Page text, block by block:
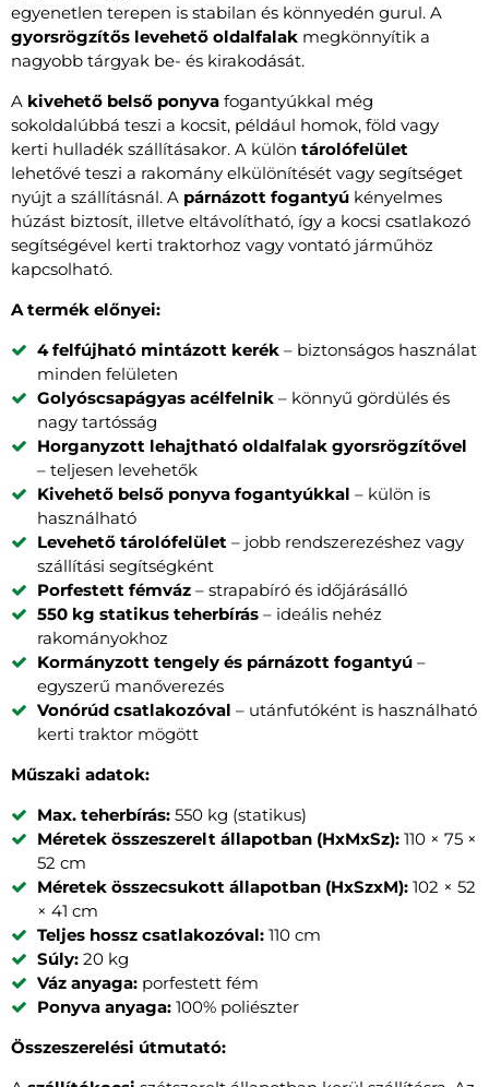
egyenetlen terepen is stabilan és könnyedén gurul. A
gyorsrögzítős levehető oldalfalak megkönnyítik a
nagyobb tárgyak be- és kirakodását.
A kivehető belső ponyva fogantyúkkal még
sokoldalúbbá teszi a kocsit, például homok, föld vagy
kerti hulladék szállításakor. A külön tárolófelület
lehetővé teszi a rakomány elkülönítését vagy segítséget
nyújt a szállításnál. A párnázott fogantyú kényelmes
húzást biztosít, illetve eltávolítható, így a kocsi csatlakozó
segítségével kerti traktorhoz vagy vontató járműhöz
kapcsolható.
A termék előnyei:
4 felfújható mintázott kerék – biztonságos használat
minden felületen
Golyóscsapágyas acélfelnik – könnyű gördülés és
nagy tartósság
Horganyzott lehajtható oldalfalak gyorsrögzítővel
– teljesen levehetők
Kivehető belső ponyva fogantyúkkal – külön is
használható
Levehető tárolófelület – jobb rendszerezéshez vagy
szállítási segítségként
Porfestett fémváz – strapabíró és időjárásálló
550 kg statikus teherbírás – ideális nehéz
rakományokhoz
Kormányzott tengely és párnázott fogantyú –
egyszerű manőverezés
Vonórúd csatlakozóval – utánfutóként is használható
kerti traktor mögött
Műszaki adatok:
Max. teherbírás: 550 kg (statikus)
Méretek összeszerelt állapotban (HxMxSz): 110 × 75 ×
52 cm
Méretek összecsukott állapotban (HxSzxM): 102 × 52
× 41 cm
Teljes hossz csatlakozóval: 110 cm
Súly: 20 kg
Váz anyaga: porfestett fém
Ponyva anyaga: 100% poliészter
Összeszerelési útmutató: